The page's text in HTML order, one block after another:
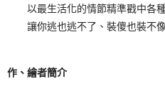
以最生活化的情節精準戳中各種
讓你逃也逃不了、裝傻也裝不像
作、繪者簡介